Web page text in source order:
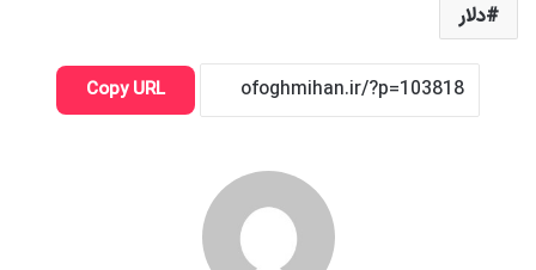
دلار
Copy URL